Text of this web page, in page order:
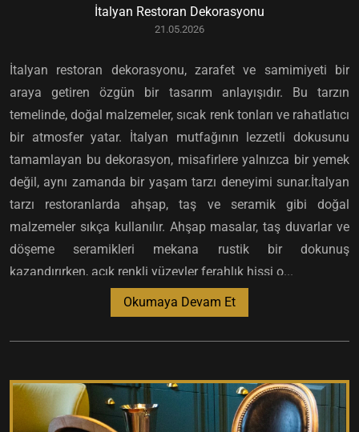
İtalyan Restoran Dekorasyonu
21.05.2026
İtalyan restoran dekorasyonu, zarafet ve samimiyeti bir
araya getiren özgün bir tasarım anlayışıdır. Bu tarzın
temelinde, doğal malzemeler, sıcak renk tonları ve rahatlatıcı
bir atmosfer yatar. İtalyan mutfağının lezzetli dokusunu
tamamlayan bu dekorasyon, misafirlere yalnızca bir yemek
değil, aynı zamanda bir yaşam tarzı deneyimi sunar.İtalyan
tarzı restoranlarda ahşap, taş ve seramik gibi doğal
malzemeler sıkça kullanılır. Ahşap masalar, taş duvarlar ve
döşeme seramikleri mekana rustik bir dokunuş
kazandırırken, açık renkli yüzeyler ferahlık hissi o...
Okumaya Devam Et